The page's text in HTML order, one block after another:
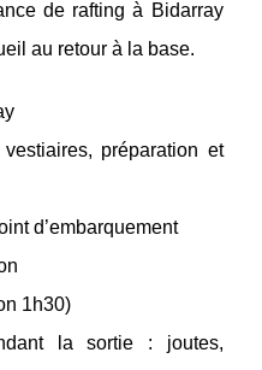
de rafting à Bidarray
au retour à la base.
préparation et
d’embarquement
1h30)
la sortie : joutes,